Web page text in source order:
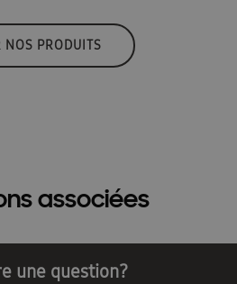
NOS PRODUITS
associées
une question?